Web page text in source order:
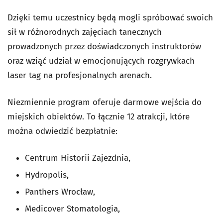
Dzięki temu uczestnicy będą mogli spróbować swoich
sił w różnorodnych zajęciach tanecznych
prowadzonych przez doświadczonych instruktorów
oraz wziąć udział w emocjonujących rozgrywkach
laser tag na profesjonalnych arenach.
Niezmiennie program oferuje darmowe wejścia do
miejskich obiektów. To łącznie 12 atrakcji, które
można odwiedzić bezpłatnie:
Centrum Historii Zajezdnia,
Hydropolis,
Panthers Wrocław,
Medicover Stomatologia,